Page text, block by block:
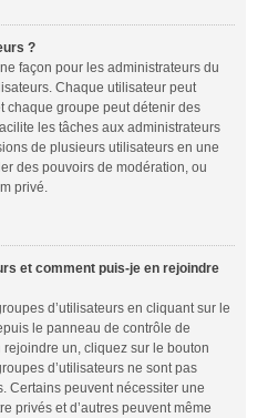
?
façon pour les administrateurs du
Chaque utilisateur peut
chaque groupe peut détenir des
les tâches aux administrateurs
de plusieurs utilisateurs en une
des pouvoirs de modération, ou
privé.
et comment puis-je en rejoindre
d’utilisateurs en cliquant sur le
le panneau de contrôle de
rejoindre un, cliquez sur le bouton
d’utilisateurs ne sont pas
Certains peuvent nécessiter une
privés et d’autres peuvent même